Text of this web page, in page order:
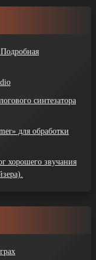
синтезатора
для обработки
хорошего звучания